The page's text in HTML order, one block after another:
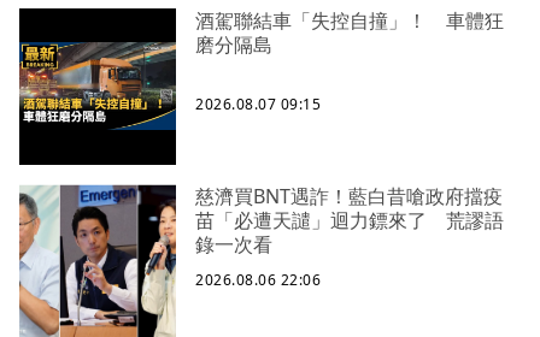
酒駕聯結車「失控自撞」！ 車體狂
磨分隔島
2026.08.07 09:15
慈濟買BNT遇詐！藍白昔嗆政府擋疫
苗「必遭天譴」迴力鏢來了 荒謬語
錄一次看
2026.08.06 22:06